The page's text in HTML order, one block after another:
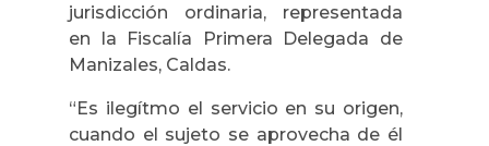
jurisdicción ordinaria, representada
en la Fiscalía Primera Delegada de
Manizales, Caldas.
“Es ilegítmo el servicio en su origen,
cuando el sujeto se aprovecha de él